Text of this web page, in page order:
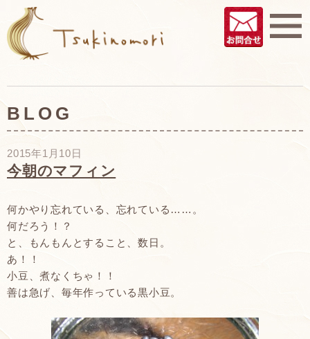
BLOG
2015年1月10日
今朝のマフィン
何かやり忘れている、忘れている……。
何だろう！？
と、もんもんとすること、数日。
あ！！
小豆、煮なくちゃ！！
善は急げ、毎年作っている黒小豆。